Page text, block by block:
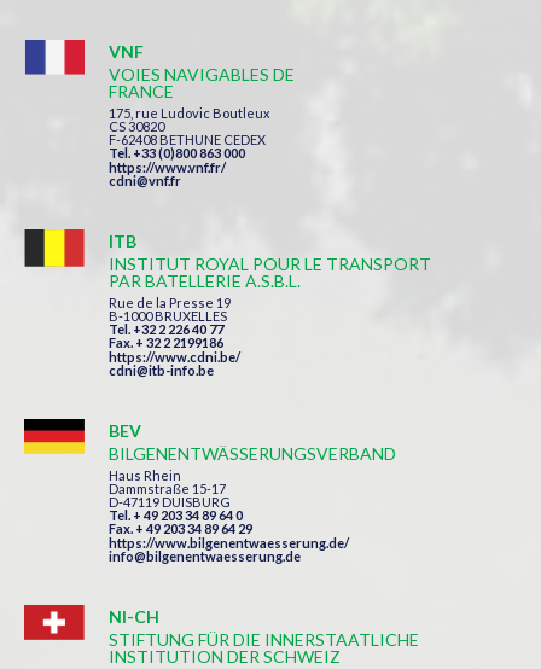
VNF
VOIES NAVIGABLES DE
FRANCE
175, rue Ludovic Boutleux
CS 30820
F-62408 BETHUNE CEDEX
Tel. +33 (0)800 863 000
https://www.vnf.fr/
cdni@vnf.fr
ITB
INSTITUT ROYAL POUR LE TRANSPORT
PAR BATELLERIE A.S.B.L.
Rue de la Presse 19
B-1000 BRUXELLES
Tel. +32 2 226 40 77
Fax. + 32 2 2199186
https://www.cdni.be/
cdni@itb-info.be
BEV
BILGENENTWÄSSERUNGSVERBAND
Haus Rhein
Dammstraße 15-17
D-47119 DUISBURG
Tel. + 49 203 34 89 64 0
Fax. + 49 203 34 89 64 29
https://www.bilgenentwaesserung.de/
info@bilgenentwaesserung.de
NI-CH
STIFTUNG FÜR DIE INNERSTAATLICHE
INSTITUTION DER SCHWEIZ